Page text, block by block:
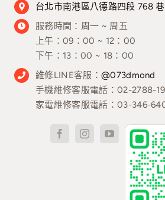
台北市南港區八德路四段 768
服務時間： 周一 ~ 周五
上午：09：00 ~ 12：00
下午：13：00 ~ 18：00
維修LINE客服： @073dmond
手機維修客服電話：02-2788-
家電維修客服電話：03-346-